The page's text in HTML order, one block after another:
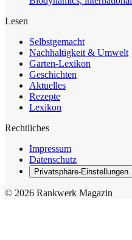
Lesen
Selbstgemacht
Nachhaltigkeit & Umwelt
Garten-Lexikon
Geschichten
Aktuelles
Rezepte
Lexikon
Rechtliches
Impressum
Datenschutz
Privatsphäre-Einstellungen
© 2026 Rankwerk Magazin